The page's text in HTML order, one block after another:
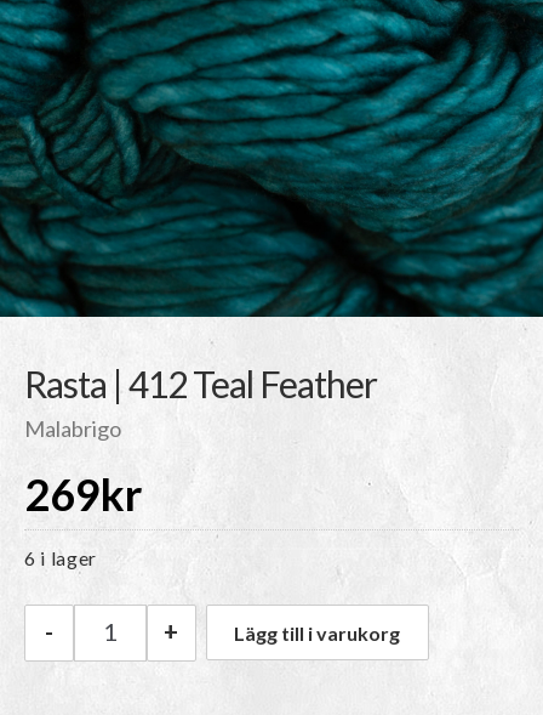
Rasta | 412 Teal Feather
Malabrigo
269kr
6 i lager
Malabrigo Rasta | 412 Teal Feather mängd
- + Lägg till i varukorg